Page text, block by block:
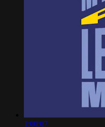
1:00:07